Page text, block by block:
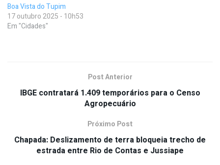
Boa Vista do Tupim
17 outubro 2025 - 10h53
Em "Cidades"
Post Anterior
IBGE contratará 1.409 temporários para o Censo
Agropecuário
Próximo Post
Chapada: Deslizamento de terra bloqueia trecho de
estrada entre Rio de Contas e Jussiape